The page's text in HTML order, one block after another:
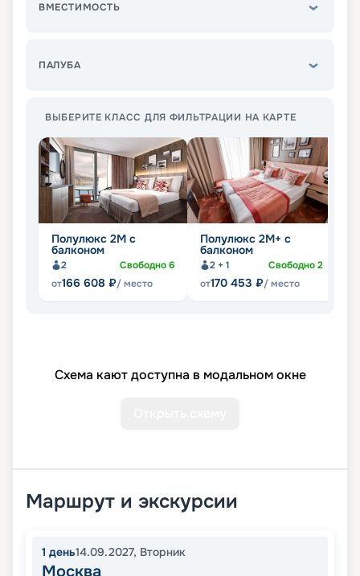
ВМЕСТИМОСТЬ
ПАЛУБА
ВЫБЕРИТЕ КЛАСС ДЛЯ ФИЛЬТРАЦИИ НА КАРТЕ
Полулюкс 2М с
балконом
2 Свободно6
от166 608 ₽/ место
Полулюкс 2М+ с
балконом
2 + 1 Свободно2
от170 453 ₽/ место
Схема кают доступна в модальном окне
Маршрут и экскурсии
1 день14.09.2027, Вторник
Москва